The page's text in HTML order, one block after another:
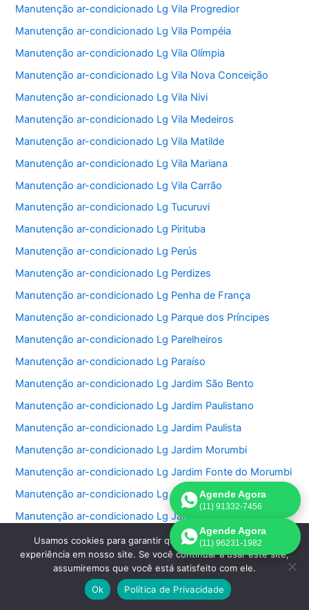
Manutenção ar-condicionado Lg Vila Progredior
Manutenção ar-condicionado Lg Vila Pompéia
Manutenção ar-condicionado Lg Vila Olímpia
Manutenção ar-condicionado Lg Vila Nova Conceição
Manutenção ar-condicionado Lg Vila Nivi
Manutenção ar-condicionado Lg Vila Medeiros
Manutenção ar-condicionado Lg Vila Matilde
Manutenção ar-condicionado Lg Vila Mariana
Manutenção ar-condicionado Lg Vila Carrão
Manutenção ar-condicionado Lg Tucuruvi
Manutenção ar-condicionado Lg Pirituba
Manutenção ar-condicionado Lg Perús
Manutenção ar-condicionado Lg Perdizes
Manutenção ar-condicionado Lg Penha de França
Manutenção ar-condicionado Lg Parque dos Príncipes
Manutenção ar-condicionado Lg Parelheiros
Manutenção ar-condicionado Lg Paraíso
Manutenção ar-condicionado Lg Jardim São Bento
Manutenção ar-condicionado Lg Jardim Paulistano
Manutenção ar-condicionado Lg Jardim Paulista
Manutenção ar-condicionado Lg Jardim Morumbi
Manutenção ar-condicionado Lg Jardim Fonte do Morumbi
Manutenção ar-condicionado Lg Jardim Europa
Manutenção ar-condicionado Lg Jardim das Perdizes
Manutenção ar-condicionado Lg Jardim das Acacias
Manutenção ar-condicionado Lg Jardim da Saúde
Manutenção ar-condicionado Lg Jardim Bonfiglioli
Agende Agora
(11) 91332-7456
Agende Agora
(11) 96231-1982
Usamos cookies para garantir que oferecemos a melhor
experiência em nosso site. Se você continuar a usar este site,
assumiremos que você está satisfeito com ele.
Ok
Política de Privacidade